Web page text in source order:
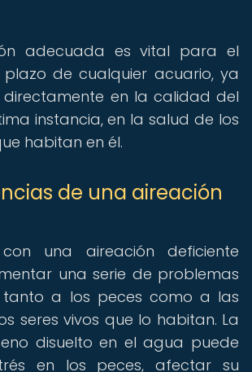
adecuada es vital para el
de cualquier acuario, ya
en la calidad del
instancia, en la salud de los
habitan en él.
de una aireación
una aireación deficiente
una serie de problemas
a los peces como a las
seres vivos que lo habitan. La
disuelto en el agua puede
en los peces, afectar su